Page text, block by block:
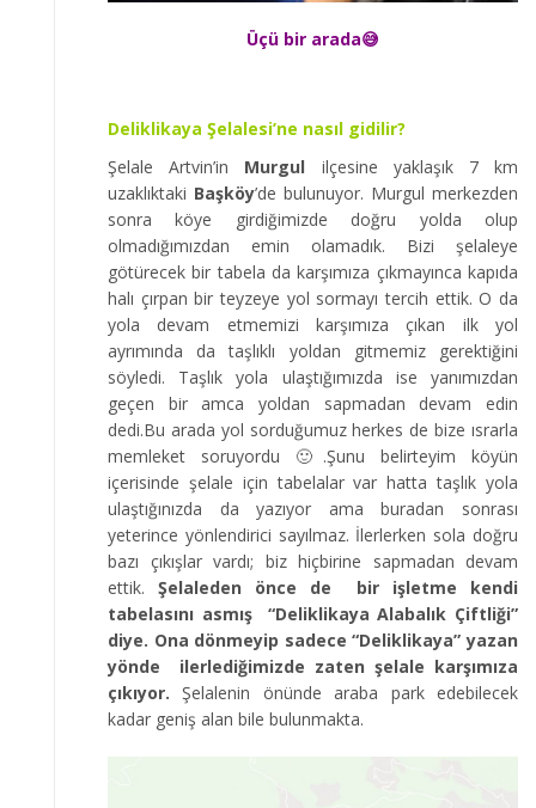
Üçü bir arada😅
Deliklikaya Şelalesi’ne nasıl gidilir?
Şelale Artvin’in Murgul ilçesine yaklaşık 7 km
uzaklıktaki Başköy’de bulunuyor. Murgul merkezden
sonra köye girdiğimizde doğru yolda olup
olmadığımızdan emin olamadık. Bizi şelaleye
götürecek bir tabela da karşımıza çıkmayınca kapıda
halı çırpan bir teyzeye yol sormayı tercih ettik. O da
yola devam etmemizi karşımıza çıkan ilk yol
ayrımında da taşlıklı yoldan gitmemiz gerektiğini
söyledi. Taşlık yola ulaştığımızda ise yanımızdan
geçen bir amca yoldan sapmadan devam edin
dedi.Bu arada yol sorduğumuz herkes de bize ısrarla
memleket soruyordu 🙂.Şunu belirteyim köyün
içerisinde şelale için tabelalar var hatta taşlık yola
ulaştığınızda da yazıyor ama buradan sonrası
yeterince yönlendirici sayılmaz. İlerlerken sola doğru
bazı çıkışlar vardı; biz hiçbirine sapmadan devam
ettik. Şelaleden önce de bir işletme kendi
tabelasını asmış “Deliklikaya Alabalık Çiftliği”
diye. Ona dönmeyip sadece “Deliklikaya” yazan
yönde ilerlediğimizde zaten şelale karşımıza
çıkıyor. Şelalenin önünde araba park edebilecek
kadar geniş alan bile bulunmakta.